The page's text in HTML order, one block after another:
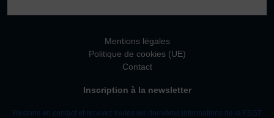
Vivicittà
Réaffiliation
Mentions légales
Politique de cookies (UE)
Contact
Inscription à la newsletter
Restons en contact et recevez toutes les dernières informations de la FSGT